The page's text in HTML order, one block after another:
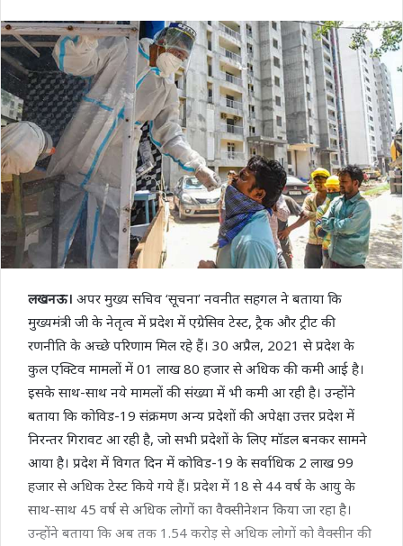
email
लखनऊ। अपर मुख्य सचिव ‘सूचना’ नवनीत सहगल ने बताया कि
मुख्यमंत्री जी के नेतृत्व में प्रदेश में एग्रेसिव टेस्ट, ट्रैक और ट्रीट की
रणनीति के अच्छे परिणाम मिल रहे हैं। 30 अप्रैल, 2021 से प्रदेश के
कुल एक्टिव मामलों में 01 लाख 80 हजार से अधिक की कमी आई है।
इसके साथ-साथ नये मामलों की संख्या में भी कमी आ रही है। उन्होंने
बताया कि कोविड-19 संक्रमण अन्य प्रदेशों की अपेक्षा उत्तर प्रदेश में
निरन्तर गिरावट आ रही है, जो सभी प्रदेशों के लिए माॅडल बनकर सामने
आया है। प्रदेश में विगत दिन में कोविड-19 के सर्वाधिक 2 लाख 99
हजार से अधिक टेस्ट किये गये हैं। प्रदेश में 18 से 44 वर्ष के आयु के
साथ-साथ 45 वर्ष से अधिक लोगों का वैक्सीनेशन किया जा रहा है।
उन्होंने बताया कि अब तक 1.54 करोड़ से अधिक लोगों को वैक्सीन की